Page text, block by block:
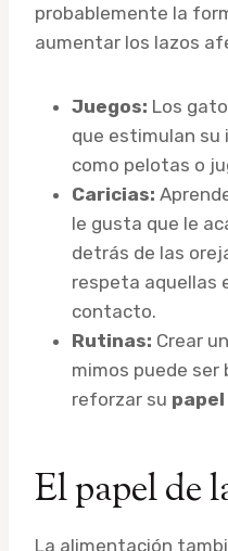
probablemente la
aumentar los lazos
Juegos: Los
que estimulan su
como pelotas o
Caricias:
le gusta que le
detrás de las
respeta aquellas
contacto.
Rutinas: Crear
mimos puede ser
reforzar su
El papel de
La alimentación